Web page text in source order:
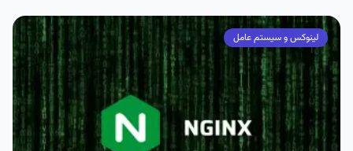
لینوکس و سیستم عامل